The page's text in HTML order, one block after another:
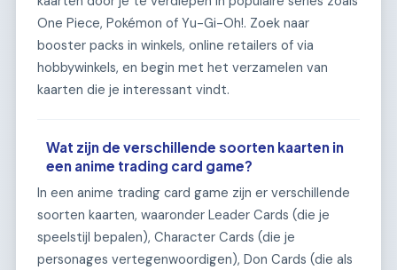
One Piece, Pokémon of Yu-Gi-Oh!. Zoek naar
booster packs in winkels, online retailers of via
hobbywinkels, en begin met het verzamelen van
kaarten die je interessant vindt.
Wat zijn de verschillende soorten kaarten in
een anime trading card game?
In een anime trading card game zijn er verschillende
soorten kaarten, waaronder Leader Cards (die je
speelstijl bepalen), Character Cards (die je
personages vertegenwoordigen), Don Cards (die als